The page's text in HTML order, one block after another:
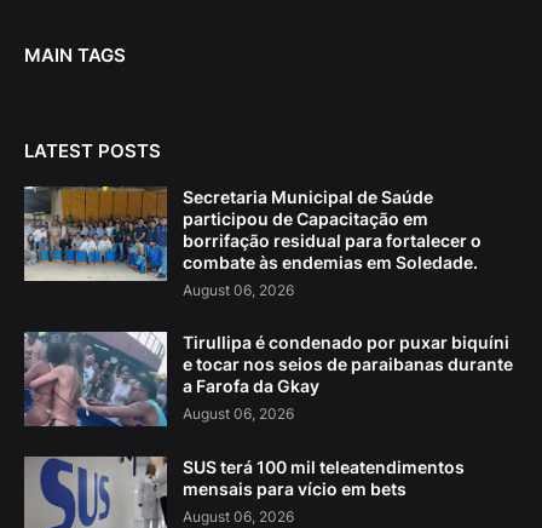
MAIN TAGS
LATEST POSTS
Secretaria Municipal de Saúde
participou de Capacitação em
borrifação residual para fortalecer o
combate às endemias em Soledade.
August 06, 2026
Tirullipa é condenado por puxar biquíni
e tocar nos seios de paraibanas durante
a Farofa da Gkay
August 06, 2026
SUS terá 100 mil teleatendimentos
mensais para vício em bets
August 06, 2026